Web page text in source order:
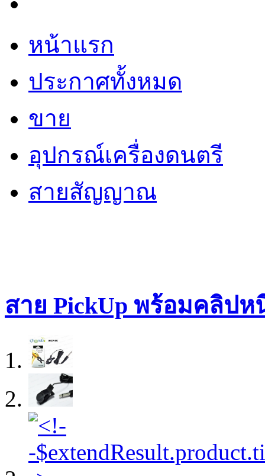
หน้าแรก
ประกาศทั้งหมด
ขาย
อุปกรณ์เครื่องดนตรี
สายสัญญาณ
สาย PickUp พร้อมคลิปห